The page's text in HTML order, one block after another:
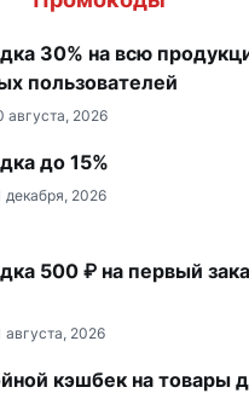
30% на всю
пользователей
августа, 2026
до 15%
декабря, 2026
500 ₽ на первый
августа, 2026
кэшбек на товары